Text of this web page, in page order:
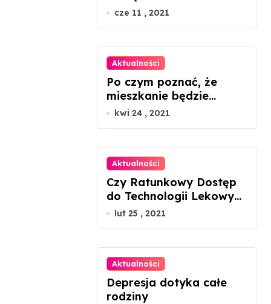
dramat
cze 11 , 2021
Aktualności
Po czym poznać, że
mieszkanie będzie
ustawne, patrząc tylko
kwi 24 , 2021
Aktualności
Czy Ratunkowy Dostęp
do Technologii Lekowych
uratuje chorego z
lut 25 , 2021
Aktualności
Depresja dotyka całe
rodziny